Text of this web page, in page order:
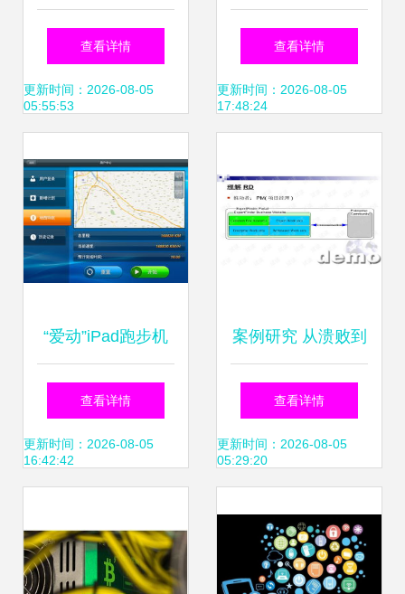
免费下载指南 iOS
最新版4及多特苹
查看详情
更新时间：2026-08-05
05:55:53
防范风险规则
查看详情
更新时间：2026-08-05
17:48:24
“爱动”iPad跑步机
控制软件外包项目
方案（基于11P模
查看详情
更新时间：2026-08-05
16:42:42
案例研究 从溃败到
复苏——欧美软件
外包项目的成功密
查看详情
更新时间：2026-08-05
05:29:20